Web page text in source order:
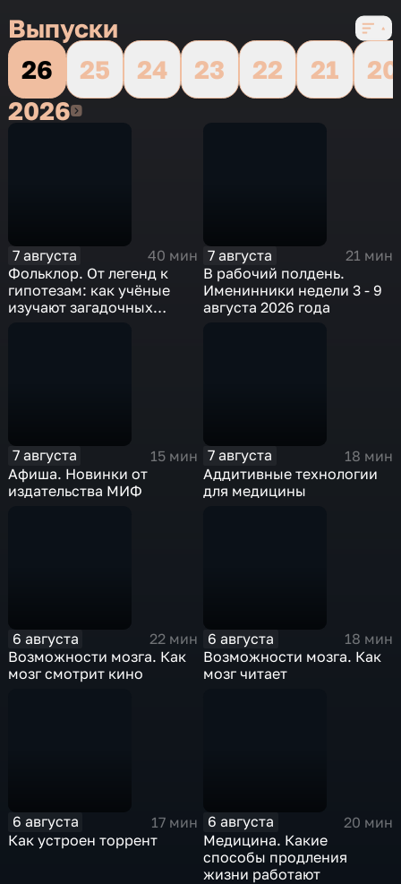
Выпуски
26
25 24 23 22 21
20
20262026
7 августа
40 мин
Фольклор. От легенд к
гипотезам: как учёные
изучают загадочных
7 августа
21 мин
В рабочий полдень.
Именинники недели 3 - 9
августа 2026 года
7 августа
15 мин
Афиша. Новинки от
издательства МИФ
7 августа
18 мин
Аддитивные технологии
для медицины
6 августа
22 мин
Возможности мозга. Как
мозг смотрит кино
6 августа
18 мин
Возможности мозга. Как
мозг читает
6 августа
17 мин
Как устроен торрент
6 августа
20 мин
Медицина. Какие
способы продления
жизни работают